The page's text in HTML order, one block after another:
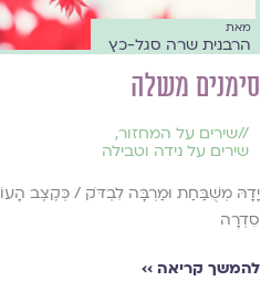
מאת
הרבנית שרה סגל-כץ
סימנים משלה
//שירים על המחזור,
שירים על נידה וטבילה
יָדָהּ מְשֻׁבַּחַת וּמַרְבָּה לִבְדֹּק / כְּקֶצֶב
סִדְרָה
להמשך קריאה ››